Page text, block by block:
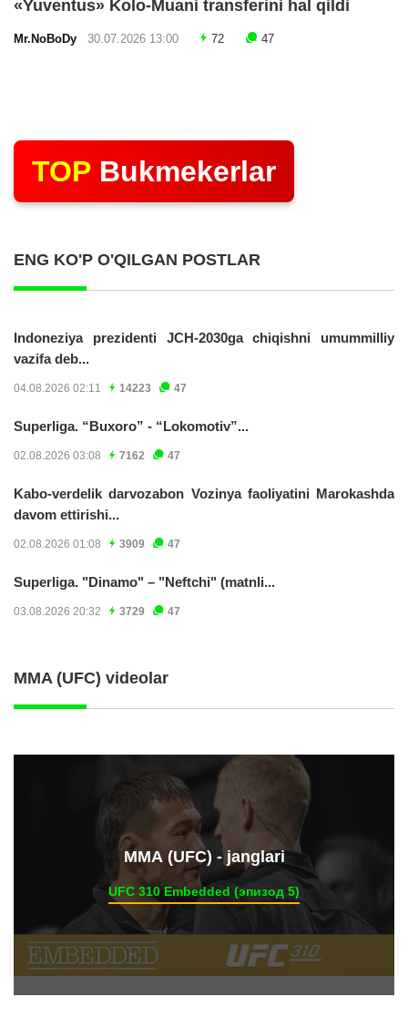
«Yuventus» Kolo-Muani transferini hal qildi
Mr.NoBoDy 30.07.2026 13:00 72 47
TOP Bukmekerlar
ENG KO'P O'QILGAN POSTLAR
Indoneziya prezidenti JCH-2030ga chiqishni umummilliy
vazifa deb...
04.08.2026 02:11 14223 47
Superliga. “Buxoro” - “Lokomotiv”...
02.08.2026 03:08 7162 47
Kabo-verdelik darvozabon Vozinya faoliyatini Marokashda
davom ettirishi...
02.08.2026 01:08 3909 47
Superliga. "Dinamo" – "Neftchi" (matnli...
03.08.2026 20:32 3729 47
MMA (UFC) videolar
ММА (UFC) - janglari
UFC 310 Embedded (эпизод 5)